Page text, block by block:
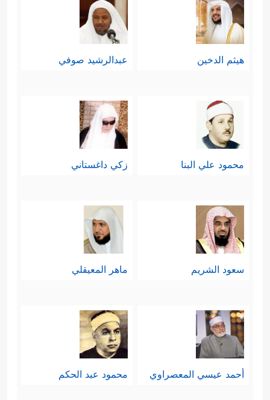
هيثم الدخين عبدالرشيد صوفي
محمود علي البنا زكي داغستاني
سعود الشريم ماهر المعيقلي
أحمد عيسي المعصراوي محمود عبد الحكم